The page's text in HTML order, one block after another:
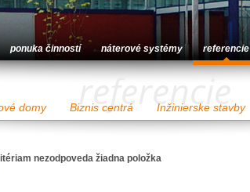
ponuka činností náterové systémy referencie
domy Biznis centrá Inžinierske stavby
referencie
nezodpoveda žiadna položka